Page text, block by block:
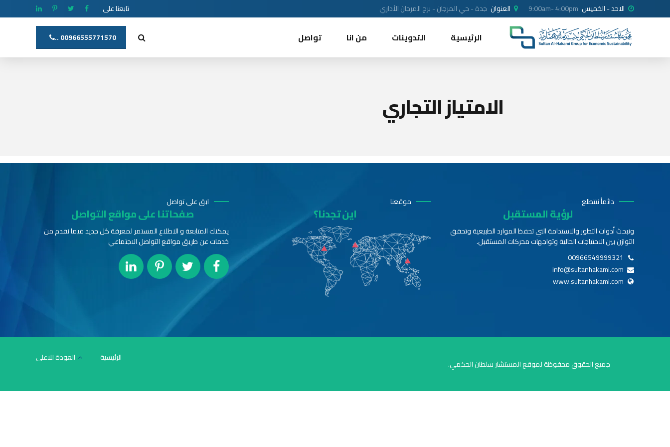
الاحد - الخميس 9:00am- 4:00pm العنوان جدة - حي المرجان - برج المرجان الأداري تابعنا على
00966555771570 .. الرئيسية التدوينات من انا تواصل
الامتياز التجاري
دائماً نتتطلع
لرؤية المستقبل
ونبحث أدوات التطور والاستدامة التي تحفظ الموارد الطبيعية وتحقق
التوازن بين الاحتياجات الحالية وتواجهات محركات المستقبل.
00966549999321
info@sultanhakami.com
www.sultanhakami.com
موقعنا
اين تجدنا؟
ابق على تواصل
صفحاتنا على مواقع التواصل
يمكنك المتابعة و الاطلاع المستمر لمعرفة كل جديد فيما نقدم من
خدمات عن طريق مواقع التواصل الاجتماعي
جميع الحقوق محفوظة لموقع المستشار سلطان الحكمي.
الرئيسية العودة للاعلى